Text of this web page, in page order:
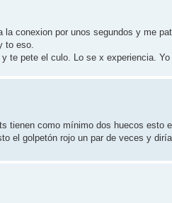
conexion por unos segundos y me
to eso.
pete el culo. Lo se x experiencia.
tienen como mínimo dos huecos esto
el golpetón rojo un par de veces y